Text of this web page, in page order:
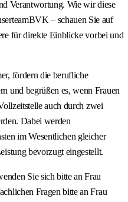
Verantwortung. Wie wir diese
– schauen Sie auf
für direkte Einblicke vorbei und
fördern die berufliche
und begrüßen es, wenn Frauen
auch durch zwei
Dabei werden
im Wesentlichen gleicher
bevorzugt eingestellt.
Sie sich bitte an Frau
Fragen bitte an Frau